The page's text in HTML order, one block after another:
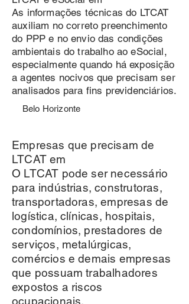
As informações técnicas do LTCAT
auxiliam no correto preenchimento
do PPP e no envio das condições
ambientais do trabalho ao eSocial,
especialmente quando há exposição
a agentes nocivos que precisam ser
analisados para fins previdenciários.
Belo Horizonte
Empresas que precisam de
LTCAT em
O LTCAT pode ser necessário
para indústrias, construtoras,
transportadoras, empresas de
logística, clínicas, hospitais,
condomínios, prestadores de
serviços, metalúrgicas,
comércios e demais empresas
que possuam trabalhadores
expostos a riscos
ocupacionais.